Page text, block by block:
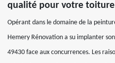
qualité pour votre toiture
Opérant dans le domaine de la
Hemery Rénovation a su implanter
49430 face aux concurrences. Les